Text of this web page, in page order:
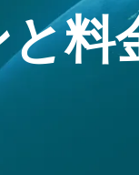
料